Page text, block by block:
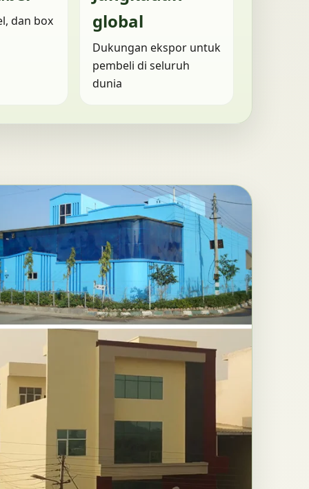
dan box
global
Dukungan ekspor untuk
pembeli di seluruh
dunia